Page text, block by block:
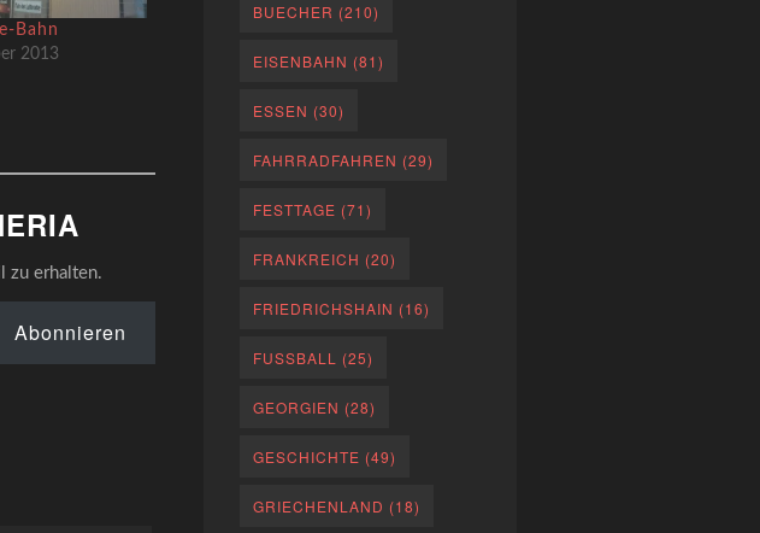
Bahn
2013
zu erhalten.
Abonnieren
BUECHER (210)
EISENBAHN (81)
ESSEN (30)
FAHRRADFAHREN (29)
FESTTAGE (71)
FRANKREICH (20)
FRIEDRICHSHAIN (16)
FUSSBALL (25)
GEORGIEN (28)
GESCHICHTE (49)
GRIECHENLAND (18)